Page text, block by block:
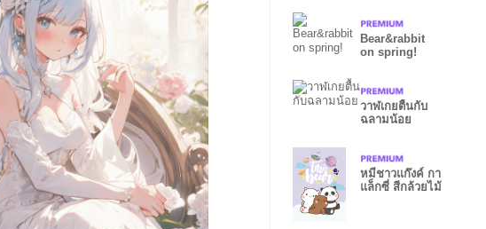
Bear&rabbit
on spring!
วาฬเกยตื้นกับ
ฉลามน้อย
หมีชาวแก๊งค์ กา
แล็กซี่ สีกล้วยไม้